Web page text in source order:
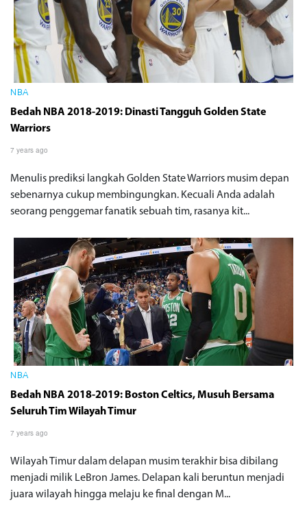
NBA
Bedah NBA 2018-2019: Dinasti Tangguh Golden State
Warriors
7 years ago
Menulis prediksi langkah Golden State Warriors musim depan
sebenarnya cukup membingungkan. Kecuali Anda adalah
seorang penggemar fanatik sebuah tim, rasanya kit...
NBA
Bedah NBA 2018-2019: Boston Celtics, Musuh Bersama
Seluruh Tim Wilayah Timur
7 years ago
Wilayah Timur dalam delapan musim terakhir bisa dibilang
menjadi milik LeBron James. Delapan kali beruntun menjadi
juara wilayah hingga melaju ke final dengan M...